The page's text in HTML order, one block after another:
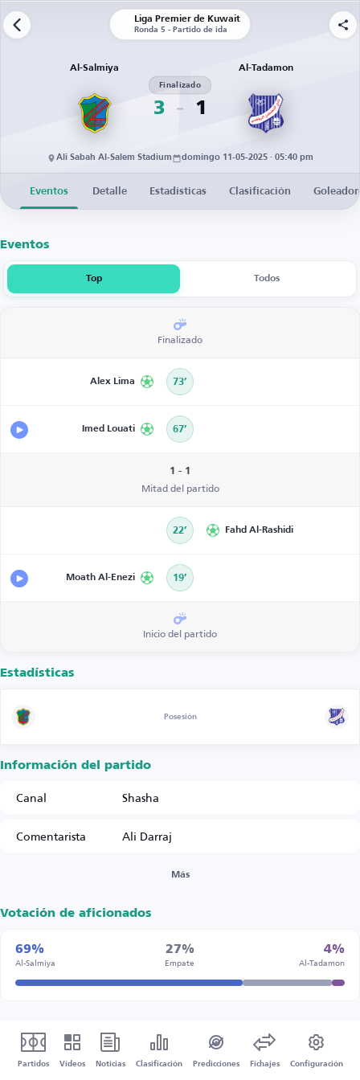
Liga Premier de Kuwait
Ronda 5 - Partido de ida
Al-Salmiya
3
Finalizado
1
Al-Tadamon
Ali Sabah Al-Salem Stadium domingo 11-05-2025 · 05:40 pm
Eventos Detalle Estadísticas Clasificación
Eventos
Top Todos
Finalizado
Alex Lima 73’
Imed Louati 67’
1 - 1
Mitad del partido
22’ Fahd Al-Rashidi
Moath Al-Enezi 19’
Inicio del partido
Estadísticas
Posesión
Información del partido
Canal
Shasha
Comentarista
Ali Darraj
Más
Votación de aficionados
69%
Al-Salmiya
27%
Empate
4%
Al-Tadamon
Partidos Vídeos Noticias Clasificación Predicciones Fichajes Configuración